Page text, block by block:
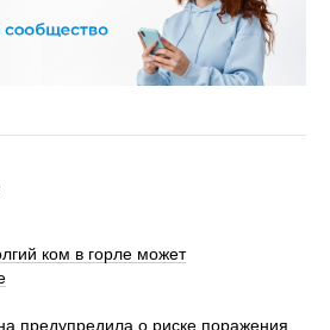
ком в горле может
предупредила о риске поражения